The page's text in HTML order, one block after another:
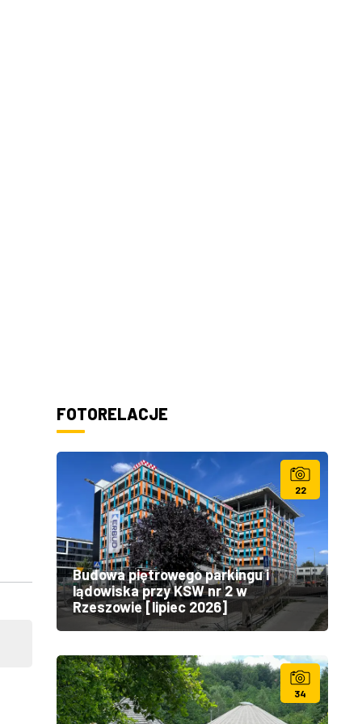
FOTORELACJE
22
Budowa piętrowego parkingu i
lądowiska przy KSW nr 2 w
Rzeszowie [lipiec 2026]
34